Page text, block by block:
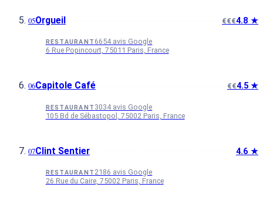
Orgueil €€€4.8 ★
RESTAURANT 6654 avis Google
6 Rue Popincourt, 75011 Paris, France
Capitole Café €€4.5 ★
RESTAURANT 3034 avis Google
105 Bd de Sébastopol, 75002 Paris, France
Clint Sentier 4.6 ★
RESTAURANT 2186 avis Google
26 Rue du Caire, 75002 Paris, France